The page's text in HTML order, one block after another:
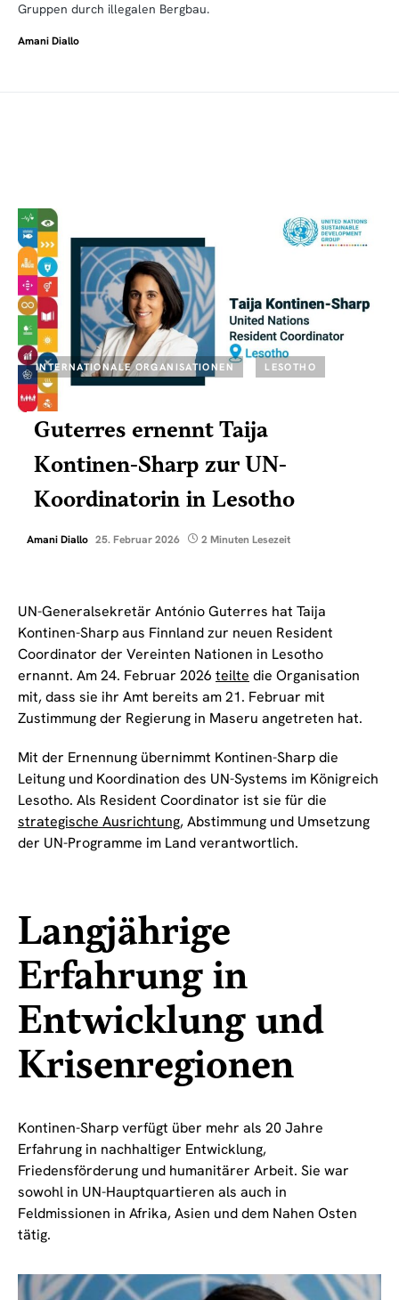
Gruppen durch illegalen Bergbau.
Amani Diallo
INTERNATIONALE ORGANISATIONEN LESOTHO
Guterres ernennt Taija
Kontinen-Sharp zur UN-
Koordinatorin in Lesotho
Amani Diallo 25. Februar 2026 2 Minuten Lesezeit
UN-Generalsekretär António Guterres hat Taija
Kontinen-Sharp aus Finnland zur neuen Resident
Coordinator der Vereinten Nationen in Lesotho
ernannt. Am 24. Februar 2026 teilte die Organisation
mit, dass sie ihr Amt bereits am 21. Februar mit
Zustimmung der Regierung in Maseru angetreten hat.
Mit der Ernennung übernimmt Kontinen-Sharp die
Leitung und Koordination des UN-Systems im Königreich
Lesotho. Als Resident Coordinator ist sie für die
strategische Ausrichtung, Abstimmung und Umsetzung
der UN-Programme im Land verantwortlich.
Langjährige
Erfahrung in
Entwicklung und
Krisenregionen
Kontinen-Sharp verfügt über mehr als 20 Jahre
Erfahrung in nachhaltiger Entwicklung,
Friedensförderung und humanitärer Arbeit. Sie war
sowohl in UN-Hauptquartieren als auch in
Feldmissionen in Afrika, Asien und dem Nahen Osten
tätig.